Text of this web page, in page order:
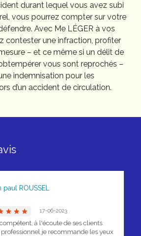
durant lequel vous avez subi
vous pourrez compter sur votre
Avec Me LÉGER à vos
contester une infraction, profiter
– et ce même si un délit de
vous sont reprochés –
indemnisation pour les
d’un accident de circulation.
paul ROUSSEL
17-06-2023
à l'écoute de ses clients
professionnel je recommande les yeux